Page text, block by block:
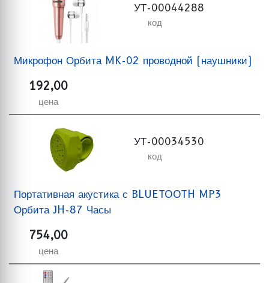
УТ-00044288
код
Микрофон Орбита MK-02 проводной (наушники)
192,00
цена
УТ-00034530
код
Портативная акустика с BLUETOOTH MP3
Орбита JH-87 Часы
754,00
цена